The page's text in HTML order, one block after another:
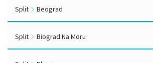
Split Beograd
Split Biograd Na Moru